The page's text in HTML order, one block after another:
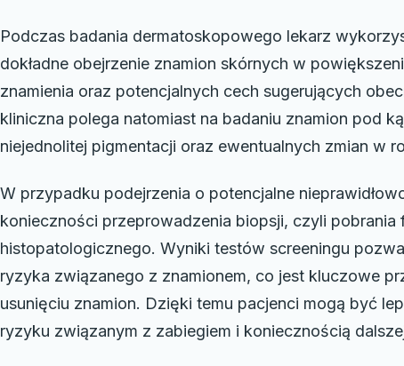
Podczas badania dermatoskopowego lekarz
dokładne obejrzenie znamion skórnych w
znamienia oraz potencjalnych cech sugerujących
kliniczna polega natomiast na badaniu znamion pod
niejednolitej pigmentacji oraz ewentualnych zmian w
W przypadku podejrzenia o potencjalne
konieczności przeprowadzenia biopsji, czyli pobrania
histopatologicznego. Wyniki testów screeningu
ryzyka związanego z znamionem, co jest kluczowe
usunięciu znamion. Dzięki temu pacjenci mogą być
ryzyku związanym z zabiegiem i koniecznością